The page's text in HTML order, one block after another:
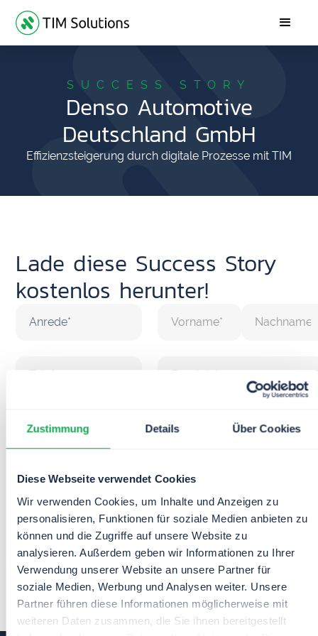
Zustimmung Details Über Cookies
Diese Webseite verwendet Cookies
Wir verwenden Cookies, um Inhalte und Anzeigen zu
personalisieren, Funktionen für soziale Medien anbieten zu
können und die Zugriffe auf unsere Website zu
analysieren. Außerdem geben wir Informationen zu Ihrer
Verwendung unserer Website an unsere Partner für
soziale Medien, Werbung und Analysen weiter. Unsere
Partner führen diese Informationen möglicherweise mit
weiteren Daten zusammen, die Sie ihnen bereitgestellt
SUCCESS STORY
Denso Automotive
Deutschland GmbH
Effizienzsteigerung durch digitale Prozesse mit TIM
Lade diese Success Story
kostenlos herunter!
Datenschutzbedingungen.